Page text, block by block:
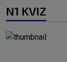
N1 KVIZ